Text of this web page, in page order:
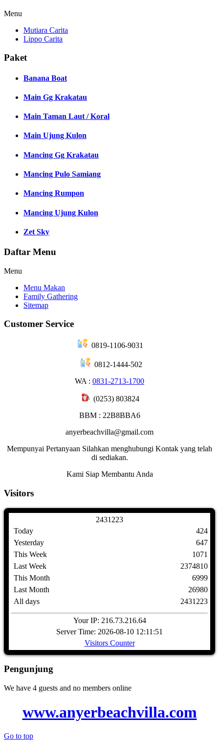
Menu
Mutiara Carita
Lippo Carita
Paket
Banana Boat
Main Gg Krakatau
Main Taman Laut / Koral
Main Ujung Kulon
Mancing Gg Krakatau
Mancing Pulo Samiang
Mancing Rumpon
Mancing Ujung Kulon
Zet Sky
Daftar Menu
Menu
Menu Makan
Family Gathering
Sitemap
Customer Service
0819-1106-9031
0812-1444-502
WA : 0831-2713-1700
(0253) 803824
BBM : 22B8BBA6
anyerbeachvilla@gmail.com
Mempunyai Pertanyaan Silahkan menghubungi Kontak yang telah
di sediakan.
Kami Siap Membantu Anda
Visitors
2431 223
Today
Yesterday
This Week
Last Week
This Month
Last Month
All days
424
647
1071
2374810
6999
26980
2431223
Your IP: 216.73.216.64
Server Time: 2026-08-10 12:11:51
Visitors Counter
Pengunjung
We have 4 guests and no members online
www.anyerbeachvilla.com
Go to top